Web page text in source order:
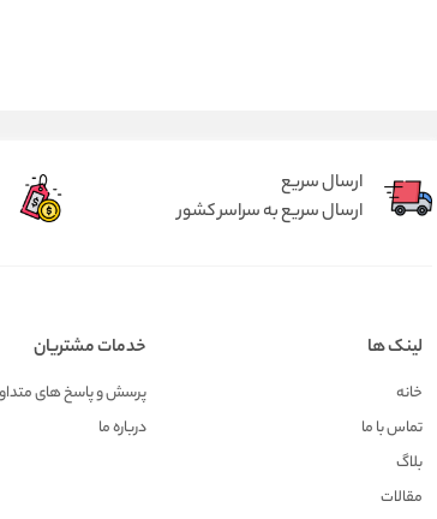
ارسال سریع
ارسال سریع به سراسر کشور
لینک ها
خانه
تماس با ما
بلاگ
مقالات
خدمات مشتریان
پرسش و پاسخ های
درباره ما